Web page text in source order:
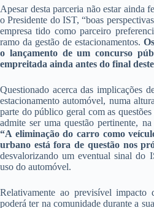
Apesar desta parceria não estar ainda
o Presidente do IST, “boas
empresa tido como parceiro
ramo da gestão de estacionamentos.
o lançamento de um concurso
empreitada ainda antes do final
Questionado acerca das implicações
estacionamento automóvel, numa
parte do público geral com as
admite ser uma questão pertinente,
“A eliminação do carro como
urbano está fora de questão nos
desvalorizando um eventual sinal do
uso do automóvel.
Relativamente ao previsível impacto
poderá ter na comunidade durante a